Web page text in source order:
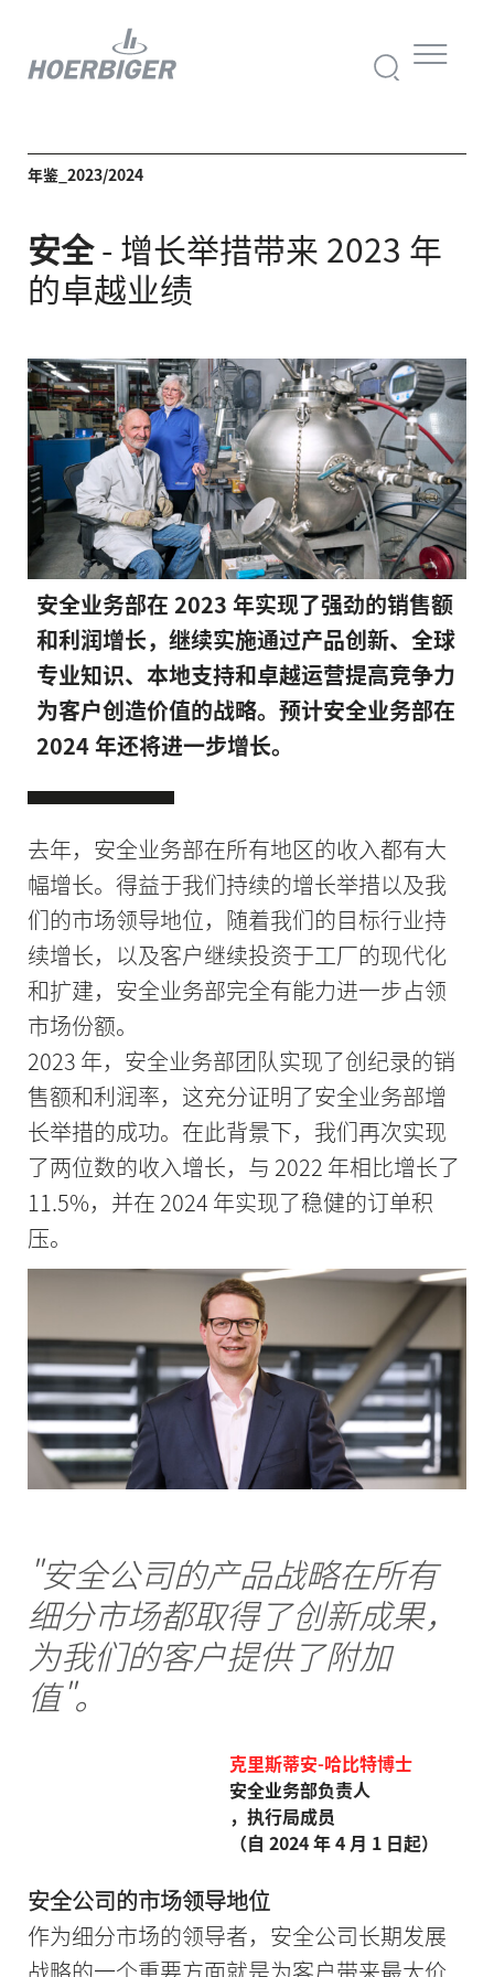
年鉴_2023/2024
安全- 增长举措带来 2023 年
的卓越业绩
安全业务部在 2023 年实现了强劲的销售额
和利润增长，继续实施通过产品创新、全球
专业知识、本地支持和卓越运营提高竞争力
为客户创造价值的战略。预计安全业务部在
2024 年还将进一步增长。
去年，安全业务部在所有地区的收入都有大
幅增长。得益于我们持续的增长举措以及我
们的市场领导地位，随着我们的目标行业持
续增长，以及客户继续投资于工厂的现代化
和扩建，安全业务部完全有能力进一步占领
市场份额。
2023 年，安全业务部团队实现了创纪录的销
售额和利润率，这充分证明了安全业务部增
长举措的成功。在此背景下，我们再次实现
了两位数的收入增长，与 2022 年相比增长了
11.5%，并在 2024 年实现了稳健的订单积
压。
"安全公司的产品战略在所有
细分市场都取得了创新成果，
为我们的客户提供了附加
值"。
克里斯蒂安-哈比特博士
安全业务部负责人
，执行局成员
（自 2024 年 4 月 1 日起）
安全公司的市场领导地位
作为细分市场的领导者，安全公司长期发展